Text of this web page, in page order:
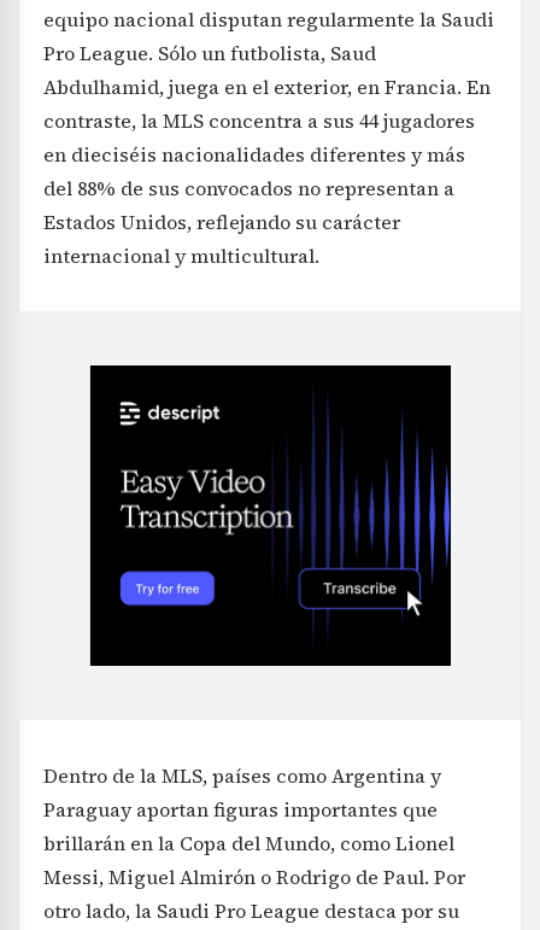
equipo nacional disputan regularmente la Saudi
Pro League. Sólo un futbolista, Saud
Abdulhamid, juega en el exterior, en Francia. En
contraste, la MLS concentra a sus 44 jugadores
en dieciséis nacionalidades diferentes y más
del 88% de sus convocados no representan a
Estados Unidos, reflejando su carácter
internacional y multicultural.
Dentro de la MLS, países como Argentina y
Paraguay aportan figuras importantes que
brillarán en la Copa del Mundo, como Lionel
Messi, Miguel Almirón o Rodrigo de Paul. Por
otro lado, la Saudi Pro League destaca por su